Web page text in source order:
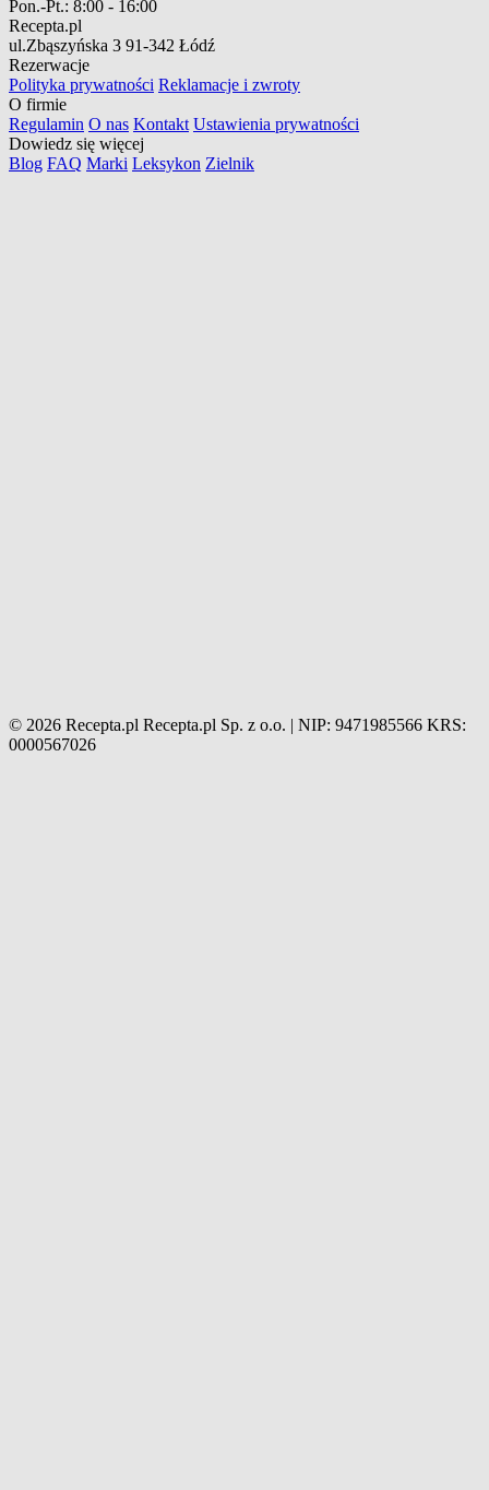
Pon.-Pt.: 8:00 - 16:00
Recepta.pl
ul.Zbąszyńska 3 91-342 Łódź
Rezerwacje
Polityka prywatności Reklamacje i zwroty
O firmie
Regulamin O nas Kontakt Ustawienia prywatności
Dowiedz się więcej
Blog FAQ Marki Leksykon Zielnik
© 2026 Recepta.pl Recepta.pl Sp. z o.o. | NIP: 9471985566 KRS:
0000567026